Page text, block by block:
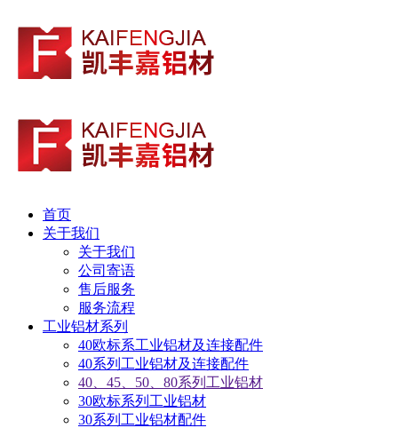
首页
关于我们
关于我们
公司寄语
售后服务
服务流程
工业铝材系列
40欧标系工业铝材及连接配件
40系列工业铝材及连接配件
40、45、50、80系列工业铝材
30欧标系列工业铝材
30系列工业铝材配件